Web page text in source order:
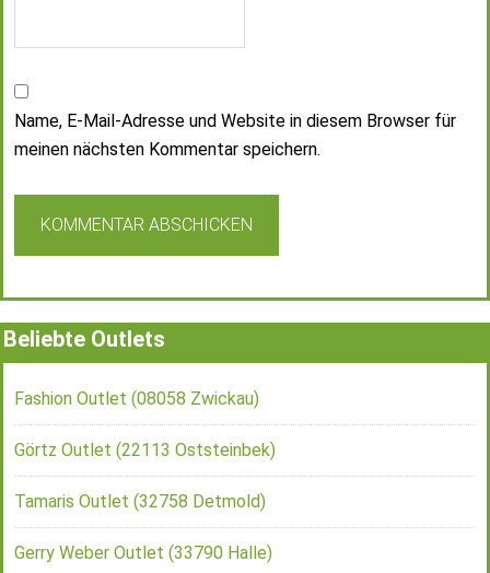
Name, E-Mail-Adresse und Website in diesem Browser für
meinen nächsten Kommentar speichern.
Beliebte Outlets
Fashion Outlet (08058 Zwickau)
Görtz Outlet (22113 Oststeinbek)
Tamaris Outlet (32758 Detmold)
Gerry Weber Outlet (33790 Halle)